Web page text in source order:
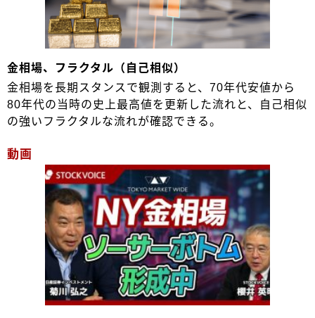
金相場、フラクタル（自己相似）
金相場を長期スタンスで観測すると、70年代安値から
80年代の当時の史上最高値を更新した流れと、自己相似
の強いフラクタルな流れが確認できる。
動画